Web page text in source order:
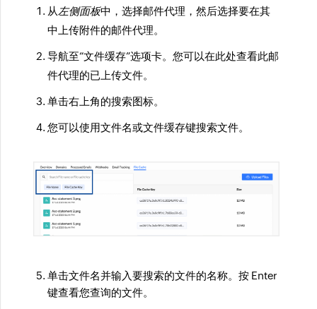
从左侧面板中，选择邮件代理，然后选择要在其
中上传附件的邮件代理。
导航至“文件缓存”选项卡。您可以在此处查看此邮
件代理的已上传文件。
单击右上角的搜索图标。
您可以使用文件名或文件缓存键搜索文件。
单击文件名并输入要搜索的文件的名称。按 Enter
键查看您查询的文件。